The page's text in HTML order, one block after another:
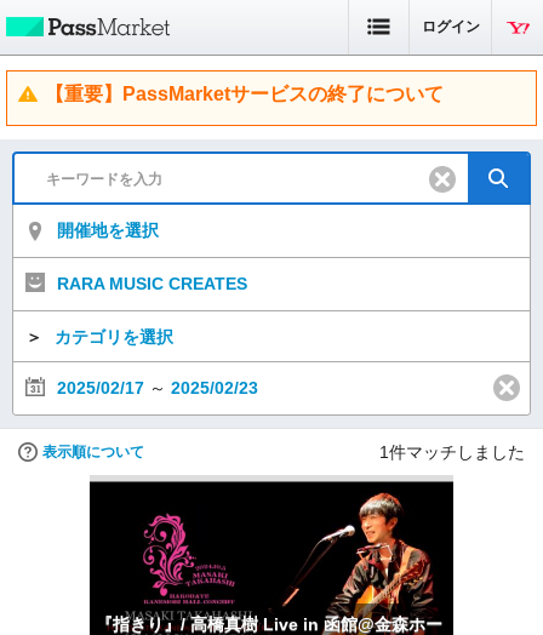
ログイン
【重要】PassMarketサービスの終了について
開催地を選択
RARA MUSIC CREATES
＞ カテゴリを選択
2025/02/17 ～ 2025/02/23
表示順について 1件マッチしました
『指きり』/ 高橋真樹 Live in 函館@金森ホー